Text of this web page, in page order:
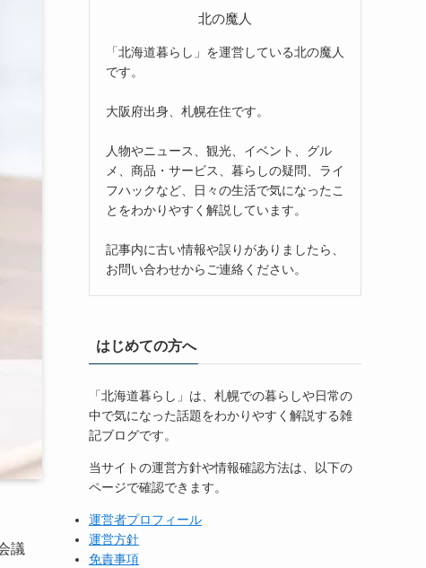
議
北の魔人
「北海道暮らし」を運営している北の魔人
です。
大阪府出身、札幌在住です。
人物やニュース、観光、イベント、グル
メ、商品・サービス、暮らしの疑問、ライ
フハックなど、日々の生活で気になったこ
とをわかりやすく解説しています。
記事内に古い情報や誤りがありましたら、
お問い合わせからご連絡ください。
はじめての方へ
「北海道暮らし」は、札幌での暮らしや日常の
中で気になった話題をわかりやすく解説する雑
記ブログです。
当サイトの運営方針や情報確認方法は、以下の
ページで確認できます。
運営者プロフィール
運営方針
免責事項